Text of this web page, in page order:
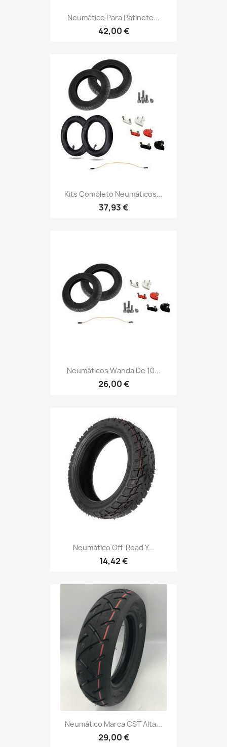
Neumático Para Patinete...
42,00 €
Kits Completo Neumáticos...
37,93 €
Neumáticos Wanda De 10...
26,00 €
Neumático Off-Road Y...
14,42 €
Neumático Marca CST Alta...
29,00 €